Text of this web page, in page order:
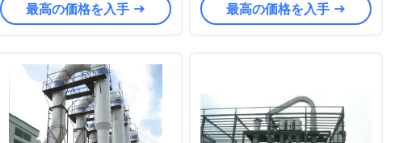
最高の価格を入手 最高の価格を入手